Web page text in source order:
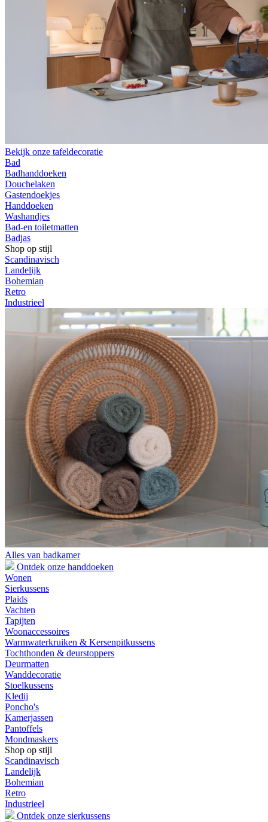
Bekijk onze tafeldecoratie
Bad
Badhanddoeken
Douchelaken
Gastendoekjes
Handdoeken
Washandjes
Bad-en toiletmatten
Badjas
Shop op stijl
Scandinavisch
Landelijk
Bohemian
Retro
Industrieel
Alles van badkamer
Ontdek onze handdoeken
Wonen
Sierkussens
Plaids
Vachten
Tapijten
Woonaccessoires
Warmwaterkruiken & Kersenpitkussens
Tochthonden & deurstoppers
Deurmatten
Wanddecoratie
Stoelkussens
Kledij
Poncho's
Kamerjassen
Pantoffels
Mondmaskers
Shop op stijl
Scandinavisch
Landelijk
Bohemian
Retro
Industrieel
Ontdek onze sierkussens